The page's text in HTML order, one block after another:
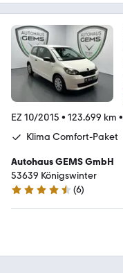
EZ 10/2015 • 123.699 km •
Klima Comfort-Paket
Autohaus GEMS GmbH
53639 Königswinter
4.5 Sterne
(6)